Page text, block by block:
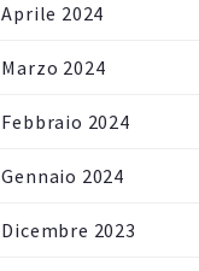
Aprile 2024
Marzo 2024
Febbraio 2024
Gennaio 2024
Dicembre 2023